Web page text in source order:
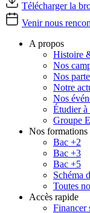
Télécharger la
Venir nous
A propos
Histoire
Nos
Nos
Notre
Nos
Étudier à
Groupe
Nos formations
Bac +2
Bac +3
Bac +5
Schéma
Toutes
Accès rapide
Financer